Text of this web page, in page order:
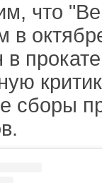
что
в
сборы